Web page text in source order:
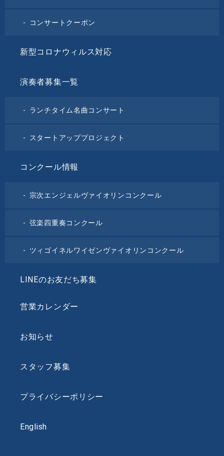
コンサートクーポン
新型コロナウィルス対応
演奏者募集一覧
ランチタイム名曲コンサート
スタートアッププロジェクト
コンクール情報
宗次エンジェルヴァイオリンコンクール
弦楽四重奏コンクール
ツィゴイネルワイゼンヴァイオリンコンクール
LINEのお友だち募集
営業カレンダー
お知らせ
スタッフ募集
プライバシーポリシー
English